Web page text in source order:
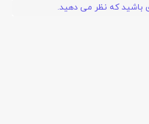
باشید که نظر می دهید.